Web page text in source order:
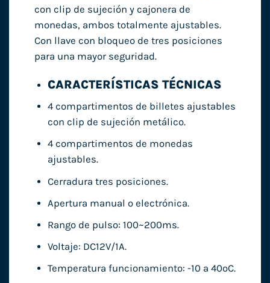
con clip de sujeción y cajonera de
monedas, ambos totalmente ajustables.
Con llave con bloqueo de tres posiciones
para una mayor seguridad.
CARACTERÍSTICAS TÉCNICAS
4 compartimentos de billetes ajustables
con clip de sujeción metálico.
4 compartimentos de monedas
ajustables.
Cerradura tres posiciones.
Apertura manual o electrónica.
Rango de pulso: 100~200ms.
Voltaje: DC12V/1A.
Temperatura funcionamiento: -10 a 40ºC.